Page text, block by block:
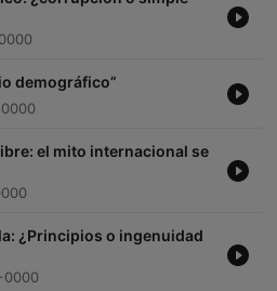
demográfico”
el mito internacional se
¿Principios o ingenuidad